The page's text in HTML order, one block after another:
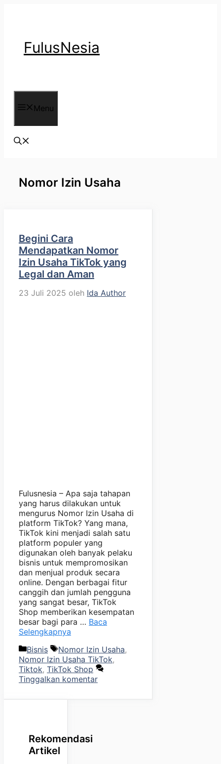
FulusNesia
Menu
Nomor Izin Usaha
Begini Cara
Mendapatkan Nomor
Izin Usaha TikTok yang
Legal dan Aman
23 Juli 2025 oleh Ida Author
Fulusnesia – Apa saja tahapan
yang harus dilakukan untuk
mengurus Nomor Izin Usaha di
platform TikTok? Yang mana,
TikTok kini menjadi salah satu
platform populer yang
digunakan oleh banyak pelaku
bisnis untuk mempromosikan
dan menjual produk secara
online. Dengan berbagai fitur
canggih dan jumlah pengguna
yang sangat besar, TikTok
Shop memberikan kesempatan
besar bagi para … Baca
Selengkapnya
Kategori
Bisnis Tag
Nomor Izin Usaha,
Nomor Izin Usaha TikTok,
Tiktok, TikTok Shop
Tinggalkan komentar
Rekomendasi
Artikel